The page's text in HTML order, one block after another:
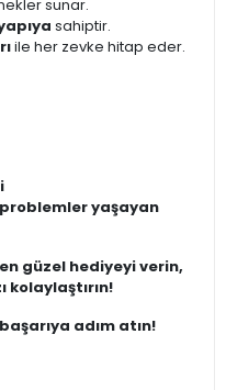
sunar.
sahiptir.
ile her zevke hitap eder.
yaşayan
güzel hediyeyi verin,
kolaylaştırın!
adım atın!